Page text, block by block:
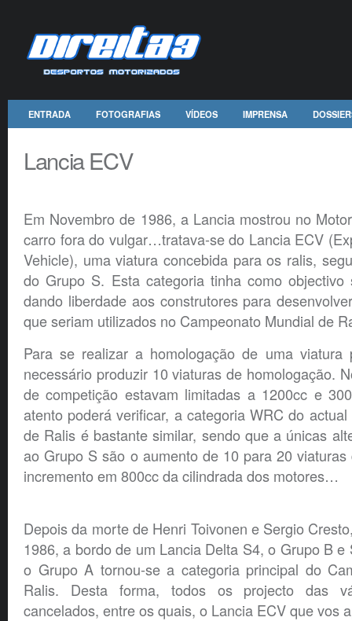
ENTRADA FOTOGRAFIAS VÍDEOS IMPRENSA
Lancia ECV
Em Novembro de 1986, a Lancia mostrou no
carro fora do vulgar…tratava-se do Lancia ECV
Vehicle), uma viatura concebida para os ralis,
do Grupo S. Esta categoria tinha como
dando liberdade aos construtores para
que seriam utilizados no Campeonato Mundial de
Para se realizar a homologação de uma
necessário produzir 10 viaturas de homologação.
de competição estavam limitadas a 1200cc e
atento poderá verificar, a categoria WRC do
de Ralis é bastante similar, sendo que a únicas
ao Grupo S são o aumento de 10 para 20
incremento em 800cc da cilindrada dos motores…
Depois da morte de Henri Toivonen e Sergio
1986, a bordo de um Lancia Delta S4, o Grupo B
o Grupo A tornou-se a categoria principal do
Ralis. Desta forma, todos os projecto das
cancelados, entre os quais, o Lancia ECV que vos